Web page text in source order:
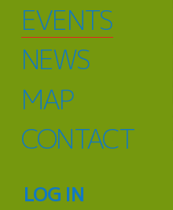
EVENTS
NEWS
MAP
CONTACT
LOG IN